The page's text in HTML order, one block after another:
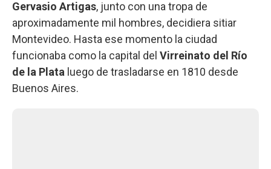
Gervasio Artigas, junto con una tropa de
aproximadamente mil hombres, decidiera sitiar
Montevideo. Hasta ese momento la ciudad
funcionaba como la capital del Virreinato del Río
de la Plata luego de trasladarse en 1810 desde
Buenos Aires.